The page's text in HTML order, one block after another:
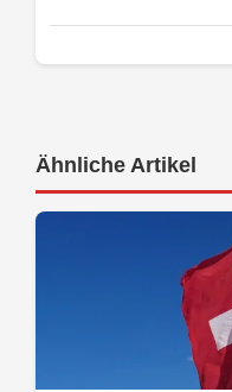
Ähnliche Artikel